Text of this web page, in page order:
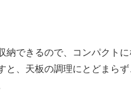
納できるので、コンパクト
と、天板の調理にとどまら